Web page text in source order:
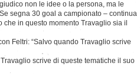
giudico non le idee o la persona, ma le
segna 30 goal a campionato – continua
in questo momento Travaglio sia il
Feltri: “Salvo quando Travaglio scrive
scrive di queste tematiche il suo